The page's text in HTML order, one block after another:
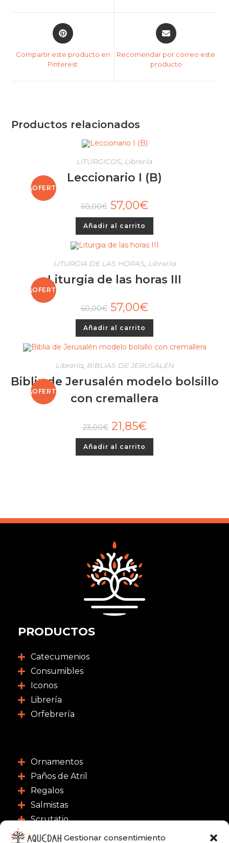
Gestionar consentimiento
Compartir este producto en
Pinterest
Recomendar por correo este
producto
Productos relacionados
¡OFERT
LITÚRGICOS, Librería
Leccionario I (B)
60,00€ 57,00€
Añadir al carrito
¡OFERT
LITURGIA DE LAS HORAS, Librería
Liturgia de las horas III
60,00€ 57,00€
Añadir al carrito
¡OFERT
Librería, BIBLIAS DE JERUSALÉN
Biblia de Jerusalén modelo bolsillo
con cremallera
23,00€ 21,85€
Añadir al carrito
PRODUCTOS
Catecumenios
Consumibles
Iconos
Librería
Orfebrería
Ornamentos
Paños de Atril
Regalos
Salmistas
Scrutatio